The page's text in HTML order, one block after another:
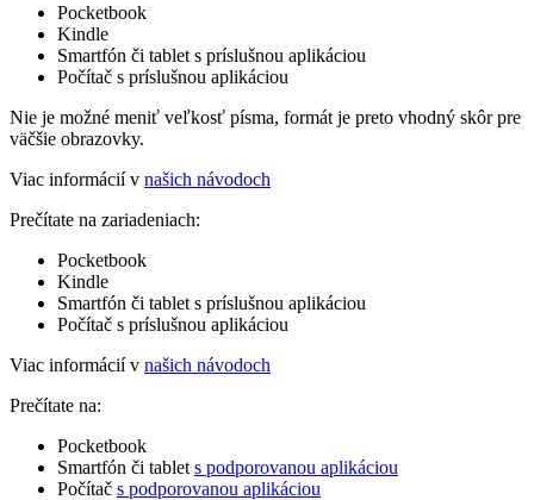
Pocketbook
Kindle
Smartfón či tablet s príslušnou aplikáciou
Počítač s príslušnou aplikáciou
Nie je možné meniť veľkosť písma, formát je preto vhodný skôr pre
väčšie obrazovky.
Viac informácií v našich návodoch
Prečítate na zariadeniach:
Pocketbook
Kindle
Smartfón či tablet s príslušnou aplikáciou
Počítač s príslušnou aplikáciou
Viac informácií v našich návodoch
Prečítate na:
Pocketbook
Smartfón či tablet s podporovanou aplikáciou
Počítač s podporovanou aplikáciou